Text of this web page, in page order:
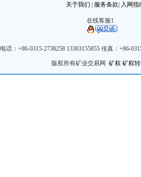
关于我们 服务条款 入网指
在线客服1
电话：+86-0315-2738258 13303155855 传真：+86-
版权所有矿业交易网矿权 矿权